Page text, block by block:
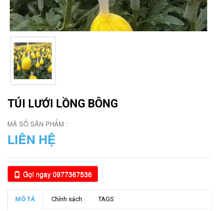
TÚI LƯỚI LỒNG BÔNG
MÃ SỐ SẢN PHẨM :
LIÊN HỆ
Gọi ngay 0977367536
MÔ TẢ Chính sách TAGS